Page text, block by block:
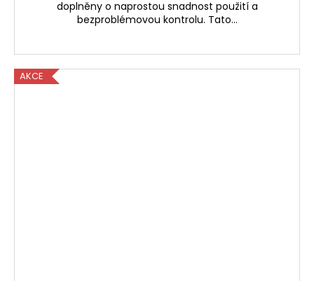
doplněny o naprostou snadnost použití a
bezproblémovou kontrolu. Tato...
AKCE